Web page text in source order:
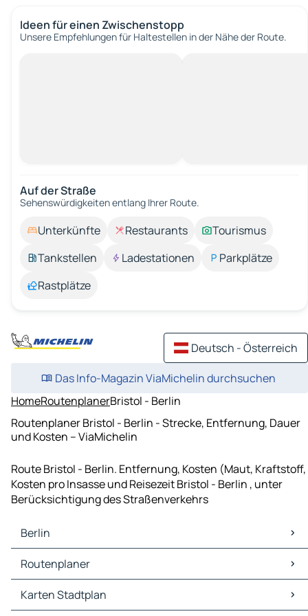
Ideen für einen Zwischenstopp
Unsere Empfehlungen für Haltestellen in der Nähe der Route.
Auf der Straße
Sehenswürdigkeiten entlang Ihrer Route.
Unterkünfte Restaurants
Tourismus
Tankstellen
Ladestationen
Parkplätze
Rastplätze
Deutsch - Österreich
Das Info-Magazin ViaMichelin durchsuchen
HomeRoutenplanerBristol - Berlin
Routenplaner Bristol - Berlin - Strecke, Entfernung, Dauer
und Kosten – ViaMichelin
Route Bristol - Berlin. Entfernung, Kosten (Maut, Kraftstoff,
Kosten pro Insasse und Reisezeit Bristol - Berlin , unter
Berücksichtigung des Straßenverkehrs
Berlin
Berlin Karten Stadtplan
Berlin Verkehr
Berlin Hotels
Berlin Restaurants
Routenplaner
Routenplaner Berlin - Leipzig
Routenplaner Berlin - Dresden
Karten Stadtplan